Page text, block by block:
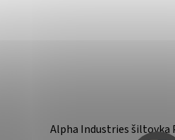
Alpha Industries šiltovka